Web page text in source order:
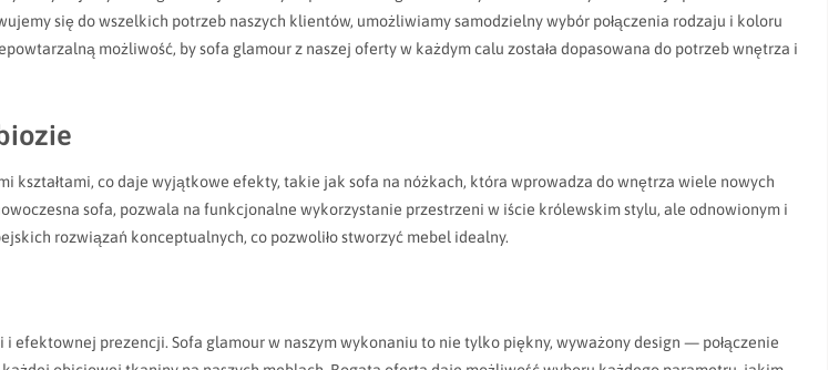
się do wszelkich potrzeb naszych klientów, umożliwiamy samodzielny wybór połączenia rodzaju i koloru
możliwość, by sofa glamour z naszej oferty w każdym calu została dopasowana do potrzeb wnętrza i
kształtami, co daje wyjątkowe efekty, takie jak sofa na nóżkach, która wprowadza do wnętrza wiele nowych
sofa, pozwala na funkcjonalne wykorzystanie przestrzeni w iście królewskim stylu, ale odnowionym i
rozwiązań konceptualnych, co pozwoliło stworzyć mebel idealny.
efektownej prezencji. Sofa glamour w naszym wykonaniu to nie tylko piękny, wyważony design — połączenie